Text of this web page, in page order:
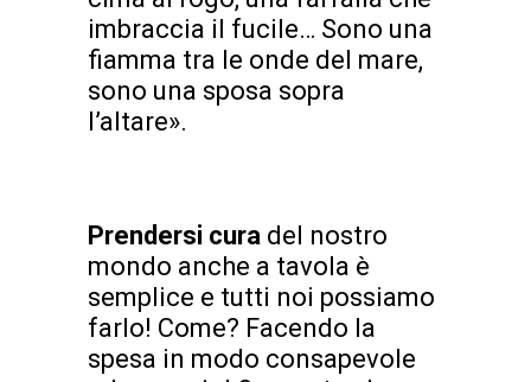
imbraccia il fucile… Sono una
fiamma tra le onde del mare,
sono una sposa sopra
l’altare».
Prendersi cura del nostro
mondo anche a tavola è
semplice e tutti noi possiamo
farlo! Come? Facendo la
spesa in modo consapevole